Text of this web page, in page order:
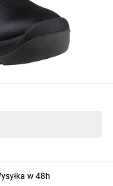
w 48h